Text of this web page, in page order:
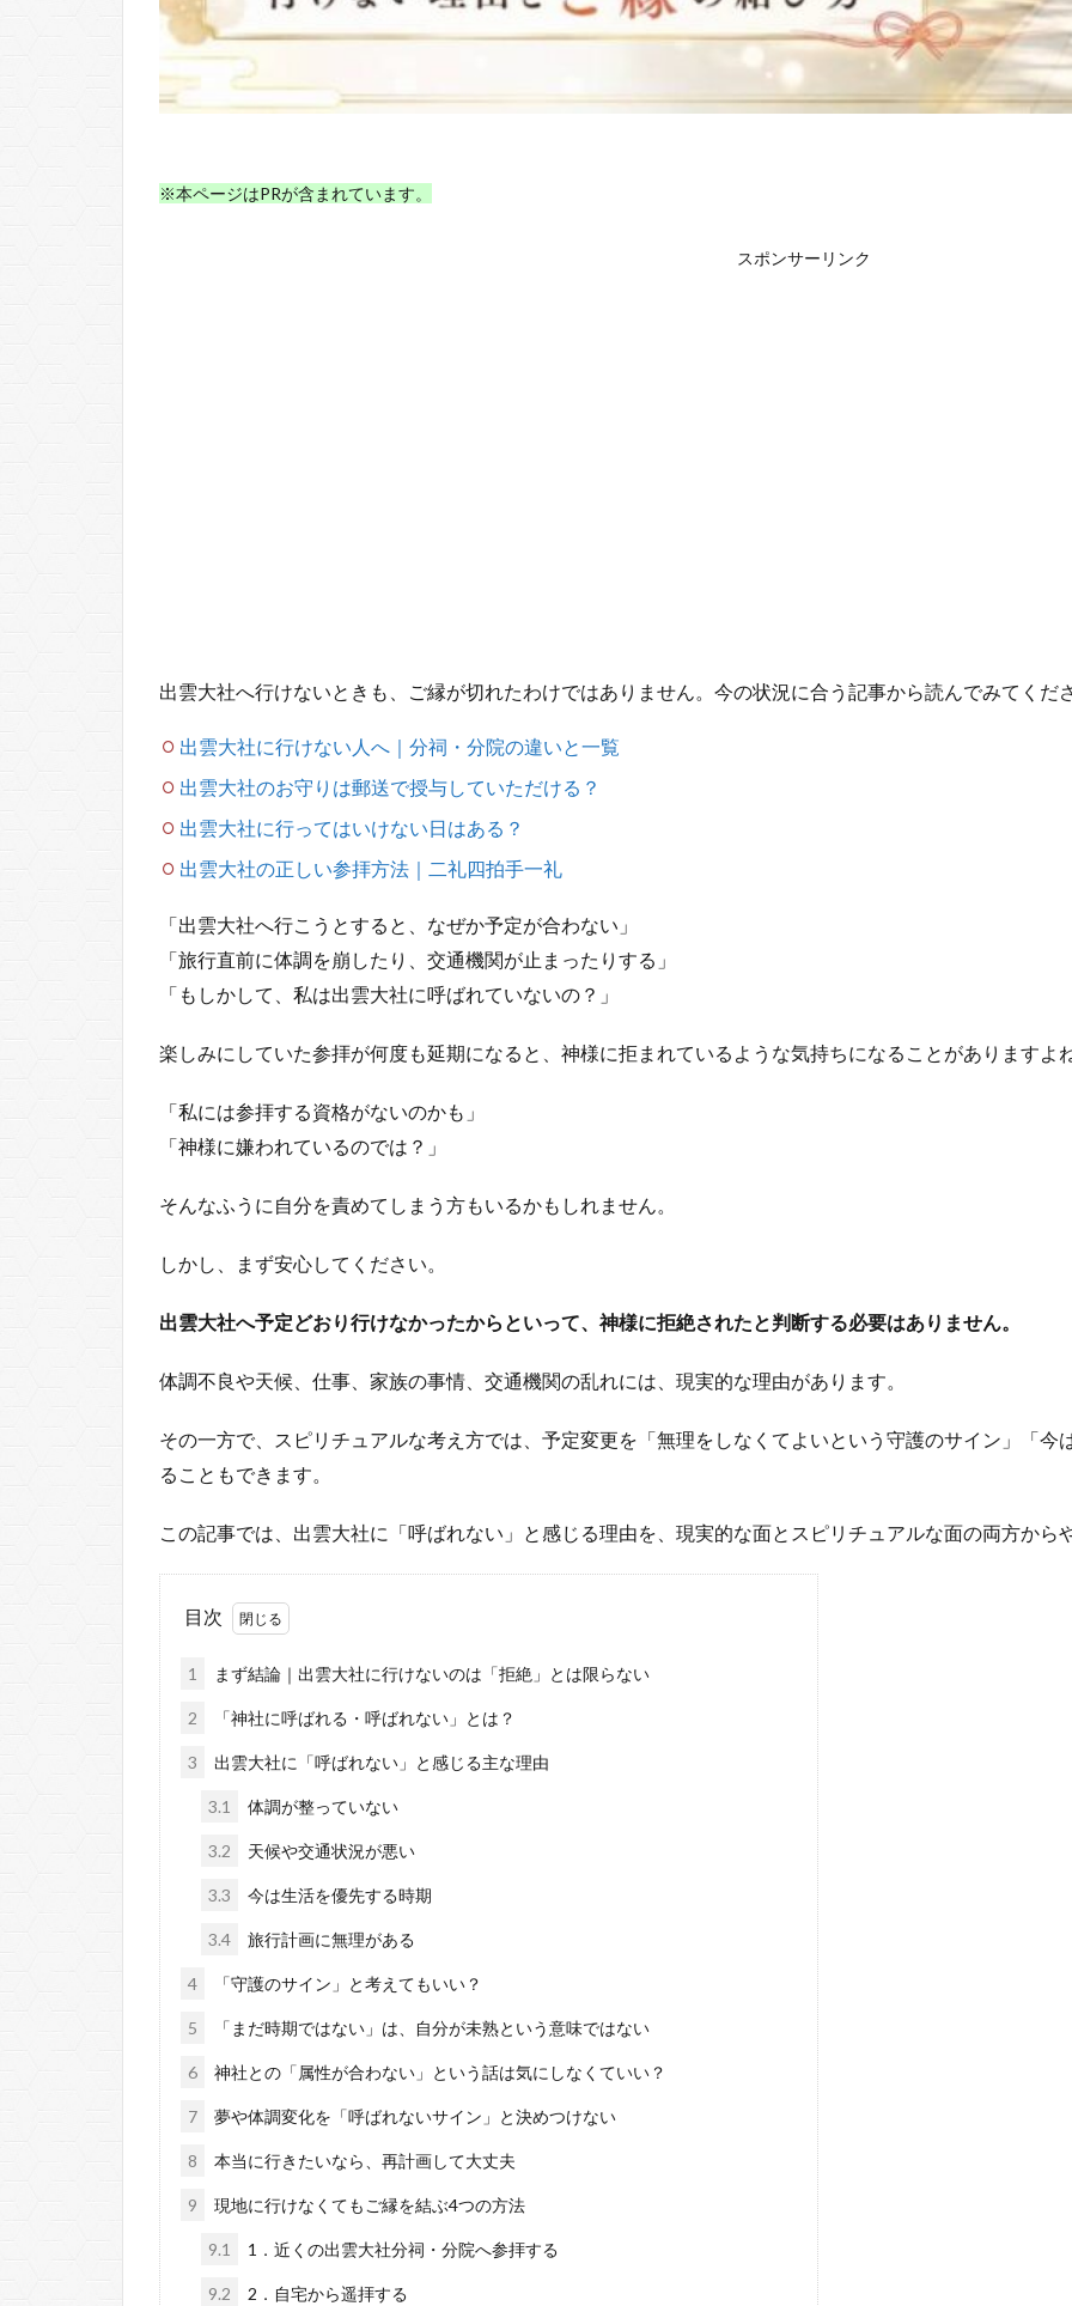
※本ページはPRが含まれています。
スポンサーリンク
出雲大社へ行けないときも、ご縁が切れたわけではありません。今の状況に合う記事から読んでみてくだ
出雲大社に行けない人へ｜分祠・分院の違いと一覧
出雲大社のお守りは郵送で授与していただける？
出雲大社に行ってはいけない日はある？
出雲大社の正しい参拝方法｜二礼四拍手一礼
「出雲大社へ行こうとすると、なぜか予定が合わない」
「旅行直前に体調を崩したり、交通機関が止まったりする」
「もしかして、私は出雲大社に呼ばれていないの？」
楽しみにしていた参拝が何度も延期になると、神様に拒まれているような気持ちになることがありますよ
「私には参拝する資格がないのかも」
「神様に嫌われているのでは？」
そんなふうに自分を責めてしまう方もいるかもしれません。
しかし、まず安心してください。
出雲大社へ予定どおり行けなかったからといって、神様に拒絶されたと判断する必要はありません。
体調不良や天候、仕事、家族の事情、交通機関の乱れには、現実的な理由があります。
その一方で、スピリチュアルな考え方では、予定変更を「無理をしなくてよいという守護のサイン」「
ることもできます。
この記事では、出雲大社に「呼ばれない」と感じる理由を、現実的な面とスピリチュアルな面の両方から
目次
1 まず結論｜出雲大社に行けないのは「拒絶」とは限らない
2 「神社に呼ばれる・呼ばれない」とは？
3 出雲大社に「呼ばれない」と感じる主な理由
3.1 体調が整っていない
3.2 天候や交通状況が悪い
3.3 今は生活を優先する時期
3.4 旅行計画に無理がある
4 「守護のサイン」と考えてもいい？
5 「まだ時期ではない」は、自分が未熟という意味ではない
6 神社との「属性が合わない」という話は気にしなくていい？
7 夢や体調変化を「呼ばれないサイン」と決めつけない
8 本当に行きたいなら、再計画して大丈夫
9 現地に行けなくてもご縁を結ぶ4つの方法
9.1 1．近くの出雲大社分祠・分院へ参拝する
9.2 2．自宅から遥拝する